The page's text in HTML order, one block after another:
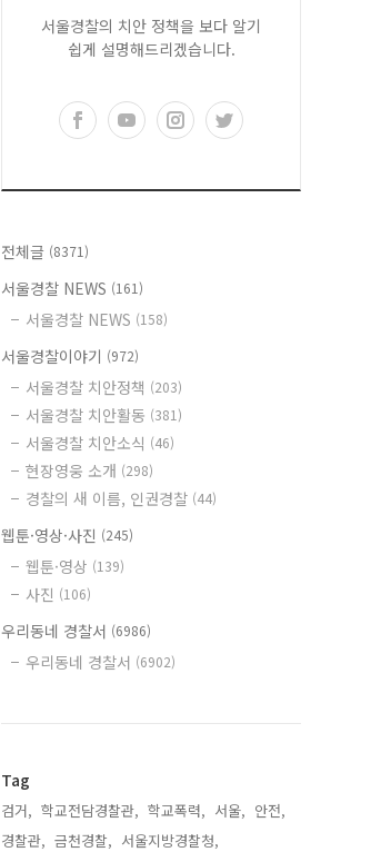
서울경찰의 치안 정책을 보다 알기
쉽게 설명해드리겠습니다.
전체글 (8371)
서울경찰 NEWS (161)
서울경찰 NEWS (158)
서울경찰이야기 (972)
서울경찰 치안정책 (203)
서울경찰 치안활동 (381)
서울경찰 치안소식 (46)
현장영웅 소개 (298)
경찰의 새 이름, 인권경찰 (44)
웹툰·영상·사진 (245)
웹툰·영상 (139)
사진 (106)
우리동네 경찰서 (6986)
우리동네 경찰서 (6902)
Tag
검거, 학교전담경찰관, 학교폭력, 서울, 안전,
경찰관, 금천경찰, 서울지방경찰청,